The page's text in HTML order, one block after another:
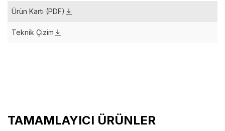
Ürün Kartı (PDF)
Teknik Çizim
TAMAMLAYICI ÜRÜNLER